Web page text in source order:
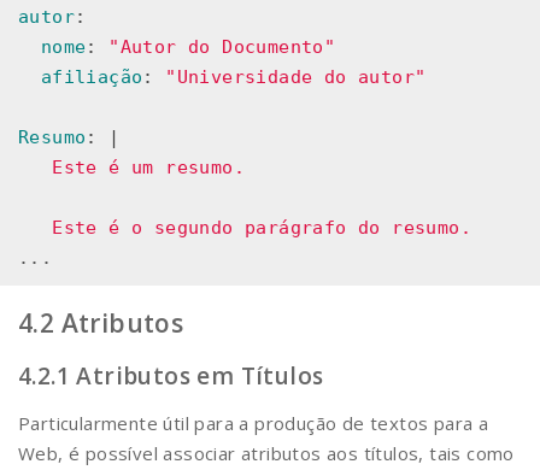
autor:
nome: "Autor do
Documento"
afiliação : " Universidade do autor"
Resumo :
|
Este é um resumo.
Este é o segundo parágrafo do resumo.
...
Atributos
Atributos em Títulos
Particularmente útil para a produção de textos para a
Web, é possível associar atributos aos títulos, tais como